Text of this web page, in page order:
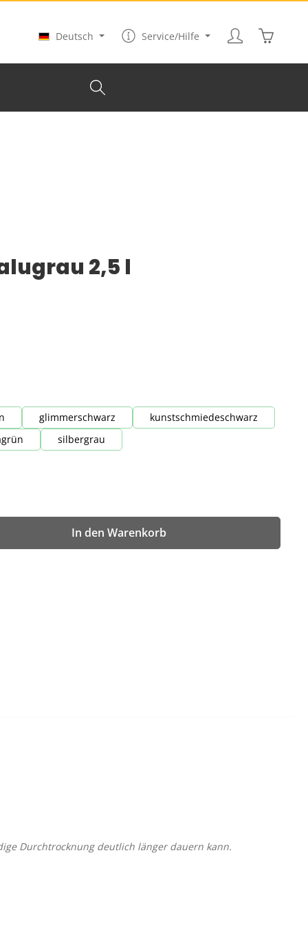
Deutsch
Service/Hilfe
2,5 l
glimmerschwarz
kunstschmiedeschwarz
silbergrau
Wert ein oder benutze die
In den Warenkorb
Durchtrocknung deutlich länger dauern kann.